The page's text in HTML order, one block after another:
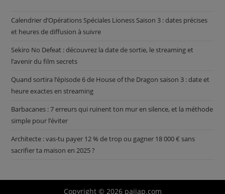
Calendrier d’Opérations Spéciales Lioness Saison 3 : dates précises
et heures de diffusion à suivre
Sekiro No Defeat : découvrez la date de sortie, le streaming et
l’avenir du film secrets
Quand sortira l’épisode 6 de House of the Dragon saison 3 : date et
heure exactes en streaming
Barbacanes : 7 erreurs qui ruinent ton mur en silence, et la méthode
simple pour l’éviter
Architecte : vas-tu payer 12 % de trop ou gagner 18 000 € sans
sacrifier ta maison en 2025 ?
Copyright © 2026 paiiap.com